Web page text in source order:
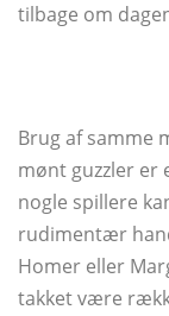
tilbage om
Brug af samme
mønt guzzler er
nogle spillere
rudimentær
Homer eller
takket være